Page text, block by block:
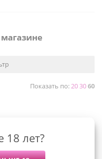
Показать по:203060
нет активных
лет?